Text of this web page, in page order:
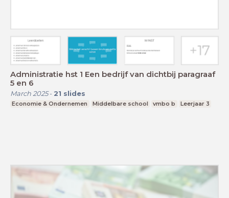
Administratie hst 1 Een bedrijf van dichtbij paragraaf
5 en 6
March 2025- 21 slides
Economie & Ondernemen Middelbare school vmbo b Leerjaar 3